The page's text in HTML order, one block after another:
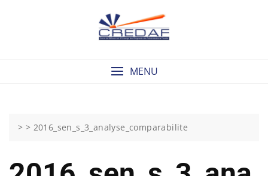
MENU
> > 2016_sen_s_3_analyse_comparabilite